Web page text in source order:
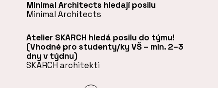
Minimal Architects hledají posilu
Minimal Architects
Atelier SKARCH hledá posilu do týmu!
(Vhodné pro studenty/ky VŠ – min. 2–3
dny v týdnu)
SKARCH architekti